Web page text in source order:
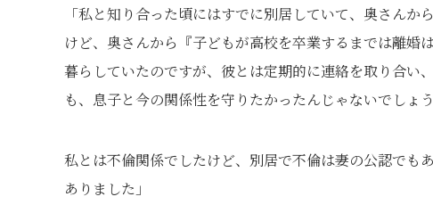
「私と知り合った頃にはすでに別居していて、奥さん
けど、奥さんから『子どもが高校を卒業するまでは離
暮らしていたのですが、彼とは定期的に連絡を取り合い
も、息子と今の関係性を守りたかったんじゃないでしょう
私とは不倫関係でしたけど、別居で不倫は妻の公認でも
ありました」